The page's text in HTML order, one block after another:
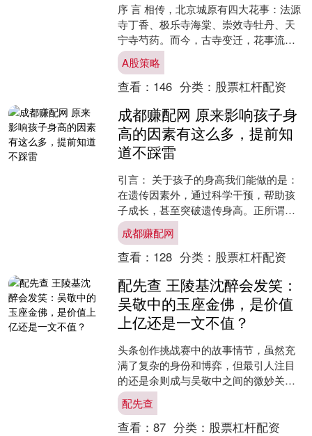
序 言 相传，北京城原有四大花事：法源
寺丁香、极乐寺海棠、崇效寺牡丹、天
宁寺芍药。而今，古寺变迁，花事流
转，幸而史志留痕，风物可寻。本系列
以“古寺今花”为名，循....
A股策略
查看： 146 分类： 股票杠杆配资
成都赚配网 原来影响孩子身
高的因素有这么多，提前知
道不踩雷
引言： 关于孩子的身高我们能做的是：
在遗传因素外，通过科学干预，帮助孩
子成长，甚至突破遗传身高。正所谓，
七分天注定，三分靠打拼。我们要做好
的就是这个“三分”。今....
成都赚配网
查看： 128 分类： 股票杠杆配资
配先查 王陵基沈醉会发笑：
吴敬中的玉座金佛，是价值
上亿还是一文不值？
头条创作挑战赛中的故事情节，虽然充
满了复杂的身份和博弈，但最引人注目
的还是余则成与吴敬中之间的微妙关
系。无论他是不是峨眉峰，或者吴敬中
作为少将站长是否会倾尽全力....
配先查
查看： 87 分类： 股票杠杆配资